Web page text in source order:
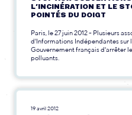
L’INCINÉRATION ET LE
POINTÉS DU DOIGT
Paris, le 27 juin 2012 - Plusieurs
d'Informations Indépendantes sur
Gouvernement français d'arrêter
polluants.
19 avril 2012